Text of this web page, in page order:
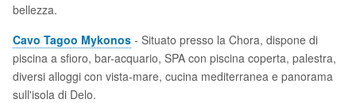
bellezza.
Cavo Tagoo Mykonos - Situato presso la Chora, dispone di
piscina a sfioro, bar-acquario, SPA con piscina coperta, palestra,
diversi alloggi con vista-mare, cucina mediterranea e panorama
sull'isola di Delo.